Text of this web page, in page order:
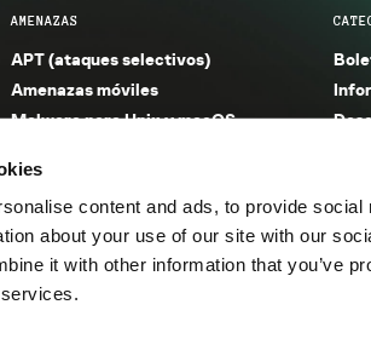
content and ads, to provide
about your use of our site with our
it with other information that you’ve
AMENAZAS
APT (ataques selectivos)
Amenazas móviles
Malware para Unix y macOS
Entorno seguro (IoT)
Amenazas financieras
Amenazas industriales
Spam y phishing